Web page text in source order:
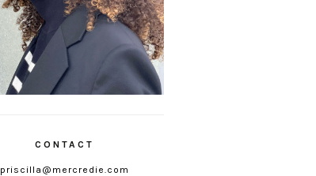
CONTACT
priscilla@mercredie.com